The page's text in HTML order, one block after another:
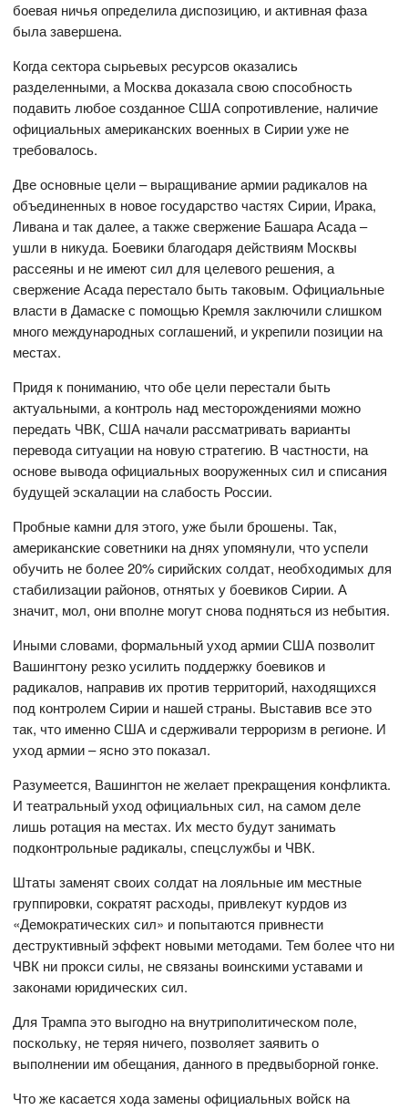
боевая ничья определила диспозицию, и активная фаза
была завершена.
Когда сектора сырьевых ресурсов оказались
разделенными, а Москва доказала свою способность
подавить любое созданное США сопротивление, наличие
официальных американских военных в Сирии уже не
требовалось.
Две основные цели – выращивание армии радикалов на
объединенных в новое государство частях Сирии, Ирака,
Ливана и так далее, а также свержение Башара Асада –
ушли в никуда. Боевики благодаря действиям Москвы
рассеяны и не имеют сил для целевого решения, а
свержение Асада перестало быть таковым. Официальные
власти в Дамаске с помощью Кремля заключили слишком
много международных соглашений, и укрепили позиции на
местах.
Придя к пониманию, что обе цели перестали быть
актуальными, а контроль над месторождениями можно
передать ЧВК, США начали рассматривать варианты
перевода ситуации на новую стратегию. В частности, на
основе вывода официальных вооруженных сил и списания
будущей эскалации на слабость России.
Пробные камни для этого, уже были брошены. Так,
американские советники на днях упомянули, что успели
обучить не более 20% сирийских солдат, необходимых для
стабилизации районов, отнятых у боевиков Сирии. А
значит, мол, они вполне могут снова подняться из небытия.
Иными словами, формальный уход армии США позволит
Вашингтону резко усилить поддержку боевиков и
радикалов, направив их против территорий, находящихся
под контролем Сирии и нашей страны. Выставив все это
так, что именно США и сдерживали терроризм в регионе. И
уход армии – ясно это показал.
Разумеется, Вашингтон не желает прекращения конфликта.
И театральный уход официальных сил, на самом деле
лишь ротация на местах. Их место будут занимать
подконтрольные радикалы, спецслужбы и ЧВК.
Штаты заменят своих солдат на лояльные им местные
группировки, сократят расходы, привлекут курдов из
«Демократических сил» и попытаются привнести
деструктивный эффект новыми методами. Тем более что ни
ЧВК ни прокси силы, не связаны воинскими уставами и
законами юридических сил.
Для Трампа это выгодно на внутриполитическом поле,
поскольку, не теряя ничего, позволяет заявить о
выполнении им обещания, данного в предвыборной гонке.
Что же касается хода замены официальных войск на